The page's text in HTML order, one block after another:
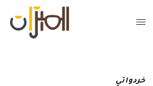
خردواتي